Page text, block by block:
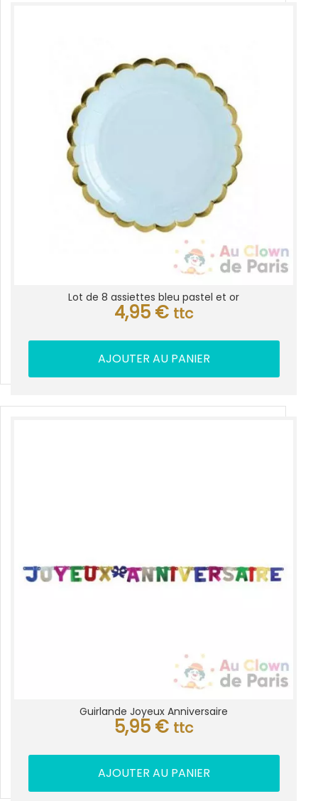
Lot de 8 assiettes bleu pastel et or
4,95 € ttc
AJOUTER AU PANIER
Guirlande Joyeux Anniversaire
5,95 € ttc
AJOUTER AU PANIER